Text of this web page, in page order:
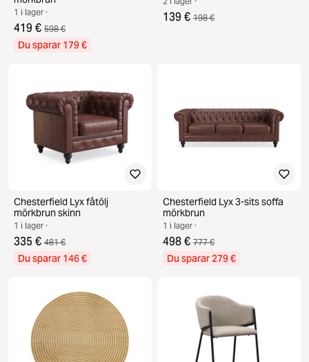
1 i lager ·
419 € 598 €
Du sparar 179 €
139 € 198 €
Chesterfield Lyx fåtölj
mörkbrun skinn
1 i lager ·
335 € 481 €
Du sparar 146 €
Chesterfield Lyx 3-sits soffa
mörkbrun
1 i lager ·
498 € 777 €
Du sparar 279 €